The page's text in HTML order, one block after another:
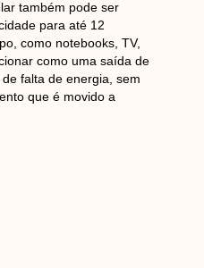
também pode ser
para até 12
como notebooks, TV,
como uma saída de
falta de energia, sem
que é movido a